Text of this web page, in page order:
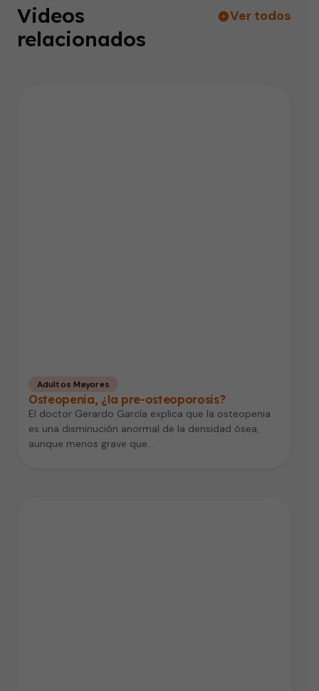
Videos
relacionados
Ver todos
Adultos Mayores
Osteopenia, ¿la pre-osteoporosis?
El doctor Gerardo García explica que la osteopenia
es una disminución anormal de la densidad ósea,
aunque menos grave que…